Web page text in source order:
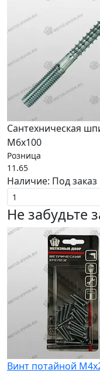
Сантехническая
М6х100
Розница
11.65
Наличие: Под заказ
Не забудьте
Винт потайной